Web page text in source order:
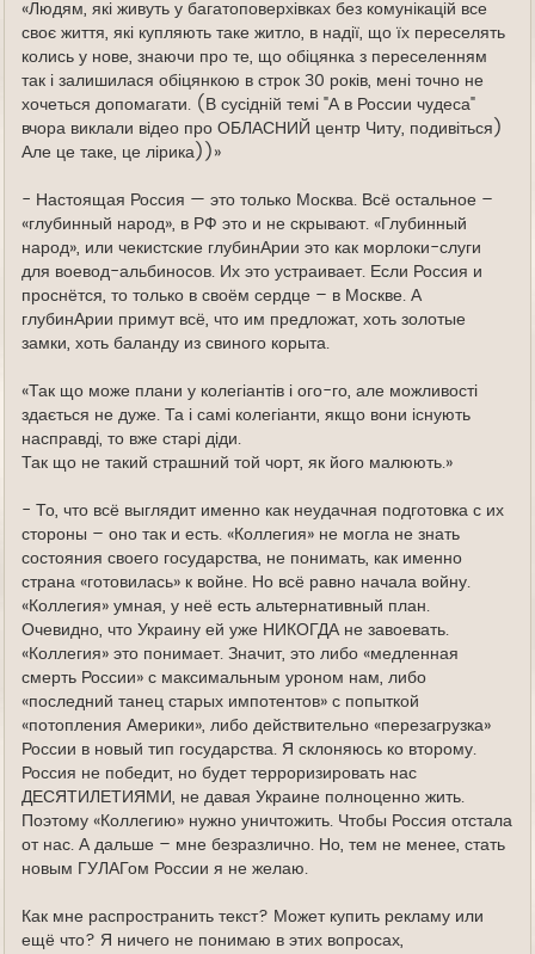
«Людям, які живуть у багатоповерхівках без комунікацій все
своє життя, які купляють таке житло, в надії, що їх переселять
колись у нове, знаючи про те, що обіцянка з переселенням
так і залишилася обіцянкою в строк 30 років, мені точно не
хочеться допомагати. (В сусідній темі "А в России чудеса"
вчора виклали відео про ОБЛАСНИЙ центр Читу, подивіться)
Але це таке, це лірика))»
- Настоящая Россия — это только Москва. Всё остальное –
«глубинный народ», в РФ это и не скрывают. «Глубинный
народ», или чекистские глубинАрии это как морлоки-слуги
для воевод-альбиносов. Их это устраивает. Если Россия и
проснётся, то только в своём сердце – в Москве. А
глубинАрии примут всё, что им предложат, хоть золотые
замки, хоть баланду из свиного корыта.
«Так що може плани у колегіантів і ого-го, але можливості
здається не дуже. Та і самі колегіанти, якщо вони існують
насправді, то вже старі діди.
Так що не такий страшний той чорт, як його малюють.»
- То, что всё выглядит именно как неудачная подготовка с их
стороны – оно так и есть. «Коллегия» не могла не знать
состояния своего государства, не понимать, как именно
страна «готовилась» к войне. Но всё равно начала войну.
«Коллегия» умная, у неё есть альтернативный план.
Очевидно, что Украину ей уже НИКОГДА не завоевать.
«Коллегия» это понимает. Значит, это либо «медленная
смерть России» с максимальным уроном нам, либо
«последний танец старых импотентов» с попыткой
«потопления Америки», либо действительно «перезагрузка»
России в новый тип государства. Я склоняюсь ко второму.
Россия не победит, но будет терроризировать нас
ДЕСЯТИЛЕТИЯМИ, не давая Украине полноценно жить.
Поэтому «Коллегию» нужно уничтожить. Чтобы Россия отстала
от нас. А дальше – мне безразлично. Но, тем не менее, стать
новым ГУЛАГом России я не желаю.
Как мне распространить текст? Может купить рекламу или
ещё что? Я ничего не понимаю в этих вопросах,